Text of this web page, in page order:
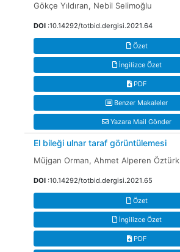
Gökçe Yıldıran, Nebil Selimoğlu
DOI :10.14292/totbid.dergisi.2021.64
Özet
İngilizce Özet
PDF
Benzer Makaleler
Yazara Mail Gönder
El bileği ulnar taraf görüntülemesi
Müjgan Orman, Ahmet Alperen Öztürk
DOI :10.14292/totbid.dergisi.2021.65
Özet
İngilizce Özet
PDF